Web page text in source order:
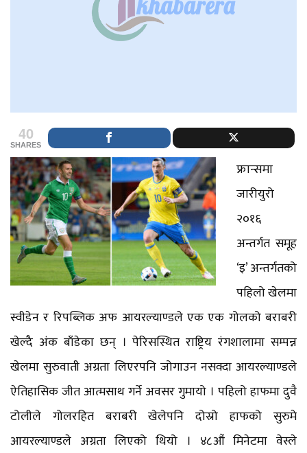
40
SHARES
फ्रान्समा
जारीयुरो
२०१६
अन्तर्गत समूह
‘इ’ अन्तर्गतको
पहिलो खेलमा
स्वीडेन र रिपब्लिक अफ आयरल्याण्डले एक एक गोलको बराबरी
खेल्दै अंक बाँडेका छन् । पेरिसस्थित राष्ट्रिय रंगशालामा सम्पन्न
खेलमा सुरुवाती अग्रता लिएरपनि जोगाउन नसक्दा आयरल्याण्डले
ऐतिहासिक जीत आत्मसाथ गर्ने अवसर गुमायो । पहिलो हाफमा दुवै
टोलीले गोलरहित बराबरी खेलेपनि दोस्रो हाफको सुरुमे
आयरल्याण्डले अग्रता लिएको थियो । ४८औं मिनेटमा वेस्ले